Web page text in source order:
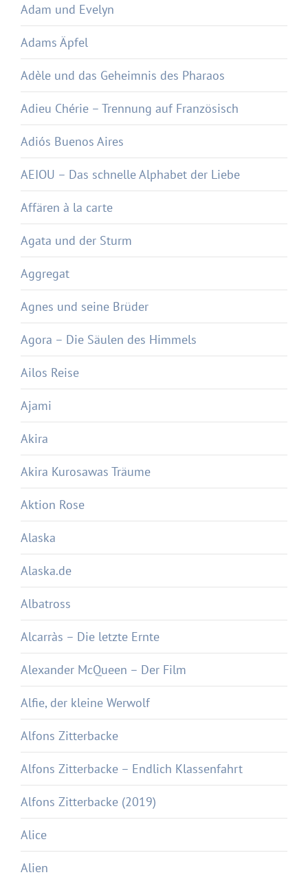
Adam und Evelyn
Adams Äpfel
Adèle und das Geheimnis des Pharaos
Adieu Chérie – Trennung auf Französisch
Adiós Buenos Aires
AEIOU – Das schnelle Alphabet der Liebe
Affären à la carte
Agata und der Sturm
Aggregat
Agnes und seine Brüder
Agora – Die Säulen des Himmels
Ailos Reise
Ajami
Akira
Akira Kurosawas Träume
Aktion Rose
Alaska
Alaska.de
Albatross
Alcarràs – Die letzte Ernte
Alexander McQueen – Der Film
Alfie, der kleine Werwolf
Alfons Zitterbacke
Alfons Zitterbacke – Endlich Klassenfahrt
Alfons Zitterbacke (2019)
Alice
Alien